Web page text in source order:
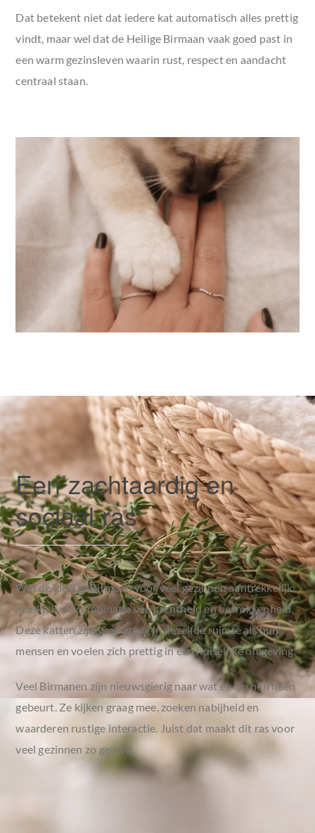
Dat betekent niet dat iedere kat automatisch alles prettig
vindt, maar wel dat de Heilige Birmaan vaak goed past in
een warm gezinsleven waarin rust, respect en aandacht
centraal staan.
Een zachtaardig en
sociaal ras
Wat de Heilige Birmaan voor veel gezinnen aantrekkelijk
maakt, is de combinatie van zachtheid en betrokkenheid.
Deze katten zijn vaak graag in dezelfde ruimte als hun
mensen en voelen zich prettig in een huiselijke omgeving.
Veel Birmanen zijn nieuwsgierig naar wat er om hen heen
gebeurt. Ze kijken graag mee, zoeken nabijheid en
waarderen rustige interactie. Juist dat maakt dit ras voor
veel gezinnen zo geliefd.